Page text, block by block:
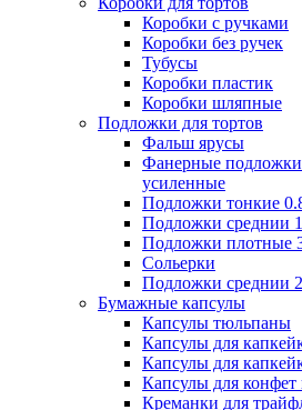
Коробки с ручками
Коробки без ручек
Тубусы
Коробки пластик
Коробки шляпные
Подложки для тортов
Фальш ярусы
Фанерные подложки
усиленные
Подложки тонкие
Подложки среднии
Подложки плотные
Сольерки
Подложки среднии
Бумажные капсулы
Капсулы тюльпаны
Капсулы для
Капсулы для
Капсулы для конфет
Креманки для